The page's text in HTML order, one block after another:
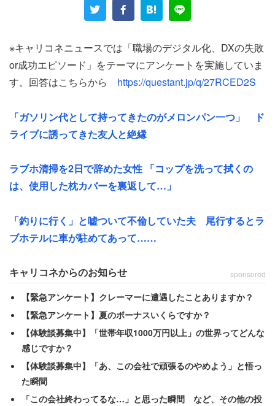
「うちもIT化進んでるけど、わかってるのは全体の1
片手に困りつつ進めてる そのシステムのトラブルを
解決するための部門まで出来て、逆に仕事増えてる
感ある」
「何も分かってないけど手順だけ徹底的に覚えて何
とか凌いでる 突然停止したりすると私も停止する」
「もうすぐ49歳 そもそもマニュアルの単語すら 始め
まして〜の横文字で それをググるとこからスタート
にはなってる ただパソコンの文字が見づらくなって
きた」
わからないなりに、なんとか食らいついている涙ぐましい
実態が見えてくる。マニュアルの単語すら検索するところ
から始まるのだから、疲労感は計り知れない。
「仕事なんだから拒否反応示してる場合じゃ
ない」
※キャリコネニュースでは「職場のデジタル化、DXの失敗
or成功エピソード」をテーマにアンケートを実施していま
す。回答はこちらから https://questant.jp/q/27RCED2S
「ガソリン代として持ってきたのがメロンパン一つ」 ド
ライブに誘ってきた友人と絶縁
ラブホ清掃を2日で辞めた女性 「コップを洗って拭くの
は、使用した枕カバーを裏返して…」
「釣りに行く」と嘘ついて不倫していた夫 尾行するとラ
ブホテルに車が駐めてあって……
キャリコネからのお知らせ sponsored
【緊急アンケート】クレーマーに遭遇したことありますか？
【緊急アンケート】夏のボーナスいくらですか？
【体験談募集中】「世帯年収1000万円以上」の世界ってどんな
感じですか？
【体験談募集中】「あ、この会社で頑張るのやめよう」と悟っ
た瞬間
「この会社終わってるな…」と思った瞬間 など、その他の投